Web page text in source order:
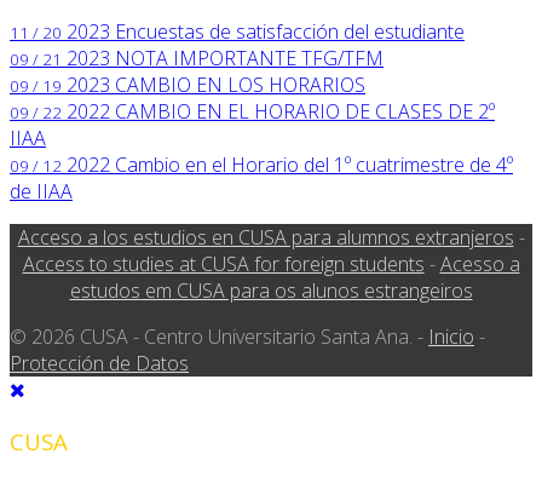
11 / 20 2023 Encuestas de satisfacción del estudiante
09 / 21 2023 NOTA IMPORTANTE TFG/TFM
09 / 19 2023 CAMBIO EN LOS HORARIOS
09 / 22 2022 CAMBIO EN EL HORARIO DE CLASES DE 2º
IIAA
09 / 12 2022 Cambio en el Horario del 1º cuatrimestre de 4º
de IIAA
Acceso a los estudios en CUSA para alumnos extranjeros -
Access to studies at CUSA for foreign students -Acesso a
estudos em CUSA para os alunos estrangeiros
© 2026 CUSA - Centro Universitario Santa Ana. - Inicio -
Protección de Datos
CUSA